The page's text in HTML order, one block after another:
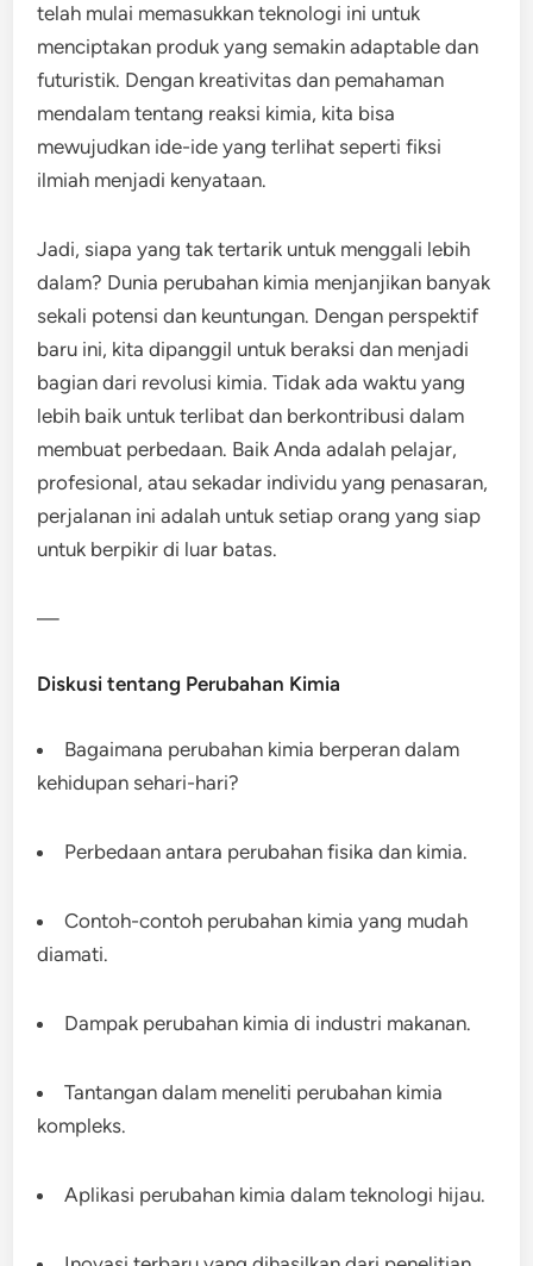
telah mulai memasukkan teknologi ini untuk
menciptakan produk yang semakin adaptable dan
futuristik. Dengan kreativitas dan pemahaman
mendalam tentang reaksi kimia, kita bisa
mewujudkan ide-ide yang terlihat seperti fiksi
ilmiah menjadi kenyataan.
Jadi, siapa yang tak tertarik untuk menggali lebih
dalam? Dunia perubahan kimia menjanjikan banyak
sekali potensi dan keuntungan. Dengan perspektif
baru ini, kita dipanggil untuk beraksi dan menjadi
bagian dari revolusi kimia. Tidak ada waktu yang
lebih baik untuk terlibat dan berkontribusi dalam
membuat perbedaan. Baik Anda adalah pelajar,
profesional, atau sekadar individu yang penasaran,
perjalanan ini adalah untuk setiap orang yang siap
untuk berpikir di luar batas.
—
Diskusi tentang Perubahan Kimia
Bagaimana perubahan kimia berperan dalam
kehidupan sehari-hari?
Perbedaan antara perubahan fisika dan kimia.
Contoh-contoh perubahan kimia yang mudah
diamati.
Dampak perubahan kimia di industri makanan.
Tantangan dalam meneliti perubahan kimia
kompleks.
Aplikasi perubahan kimia dalam teknologi hijau.